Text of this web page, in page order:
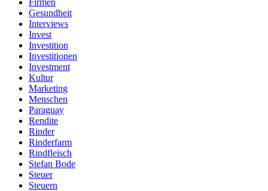
Gesundheit
Interviews
Invest
Investition
Investitionen
Investment
Kultur
Marketing
Menschen
Paraguay
Rendite
Rinder
Rinderfarm
Rindfleisch
Stefan Bode
Steuer
Steuern